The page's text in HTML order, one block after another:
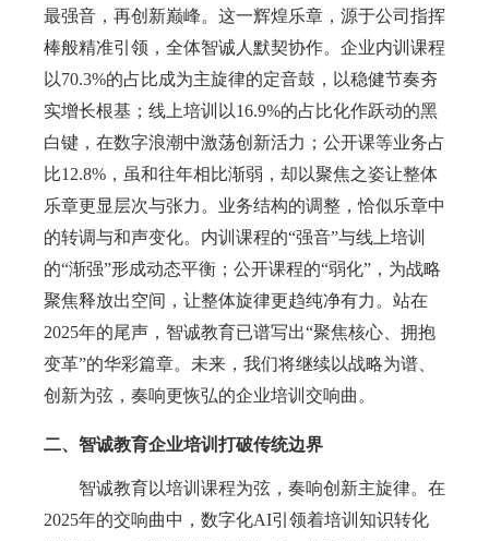
最强音，再创 新巅峰。 这一辉煌乐章，源于公司指挥
棒般精准引领，全体智诚人默契协作。企业内训 课程
以70.3%的占比成为主旋律的定音鼓，以稳健节奏夯
实增长根基；线上培训以16.9%的占比化作跃动的黑
白键，在数字浪潮中激荡创新活力；公开课等业务占
比12.8%，虽和往年相比渐弱，却以聚焦之姿让整体
乐章更显层次与张力。业务结构的调整，恰似乐章中
的转调与和声变化。内训 课程的“强音”与线上培训
的“渐强”形成动态平衡；公开课程的“弱化”，为战略
聚焦释放出空间，让整体旋律更趋纯净有力。站在
2025年的尾声，智诚教育已谱写出“聚焦核心、拥抱
变革”的华彩篇章。未来，我们将继续以战略为谱、
创新为弦，奏响更恢弘的企业培训 交响曲。
二、智诚教育企业培训打破传统边界
智诚教育以培训 课程为弦，奏响创新主旋律。在
2025年的交响曲中，数字化AI引领着培训知识转化